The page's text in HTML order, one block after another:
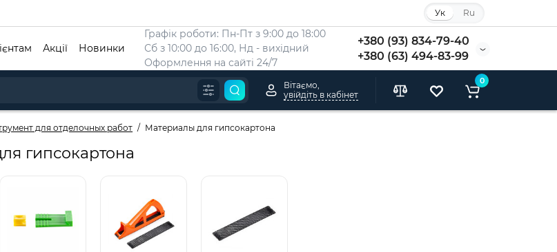
Ук Ru
Графік роботи: Пн-Пт з 9:00 до 18:00
Сб з 10:00 до 16:00, Нд - вихідний
Оформлення на сайтi 24/7
+380 (93) 834-79-40
+380 (63) 494-83-99
Акції Новинки
Вітаємо,
увійдіть в кабінет
0
для отделочных работ Материалы для гипсокартона
гипсокартона